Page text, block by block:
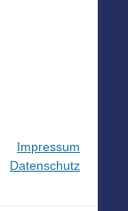
Impressum
Datenschutz